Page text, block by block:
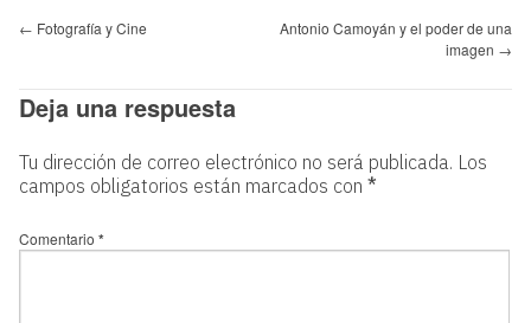
← Fotografía y Cine
Antonio Camoyán y el poder de una
imagen →
Deja una respuesta
Tu dirección de correo electrónico no será publicada. Los
campos obligatorios están marcados con *
Comentario *